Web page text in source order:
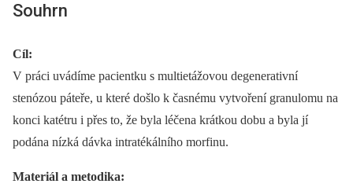
Souhrn
Cíl:
V práci uvádíme pacientku s multietážovou degenerativní
stenózou páteře, u které došlo k časnému vytvoření granulomu na
konci katétru i přes to, že byla léčena krátkou dobu a byla jí
podána nízká dávka intratékálního morfinu.
Materiál a metodika: